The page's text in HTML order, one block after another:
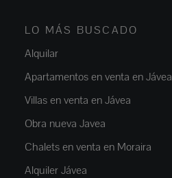
LO MÁS BUSCADO
Alquilar
Apartamentos en venta en Jávea
Villas en venta en Jávea
Obra nueva Javea
Chalets en venta en Moraira
Alquiler Jávea